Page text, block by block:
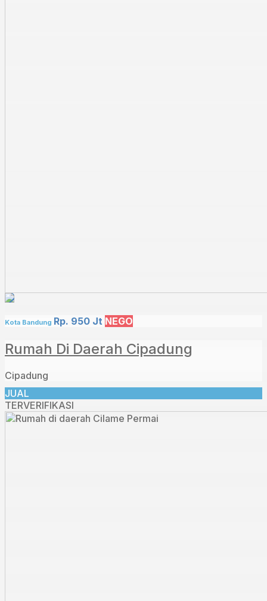
Kota Bandung Rp. 950 Jt NEGO
Rumah Di Daerah Cipadung
Cipadung
JUAL
TERVERIFIKASI